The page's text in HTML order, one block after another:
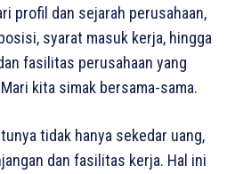
profil dan sejarah perusahaan,
syarat masuk kerja, hingga
fasilitas perusahaan yang
kita simak bersama-sama.
tidak hanya sekedar uang,
dan fasilitas kerja. Hal ini